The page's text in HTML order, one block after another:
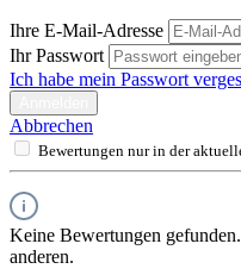
Ihre E-Mail-Adresse
Ihr Passwort
Ich habe mein Passwort
Abbrechen
Bewertungen nur in der
Keine Bewertungen
anderen.